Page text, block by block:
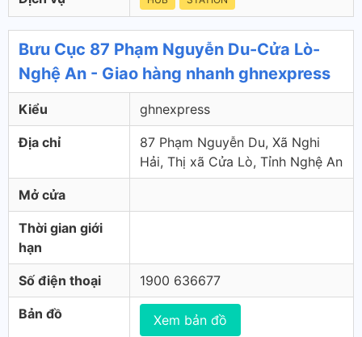
Bưu Cục 87 Phạm Nguyễn Du-Cửa Lò-
Nghệ An - Giao hàng nhanh ghnexpress
Kiểu ghnexpress
Địa chỉ
87 Phạm Nguyễn Du, Xã Nghi
Hải, Thị xã Cửa Lò, Tỉnh Nghệ An
Mở cửa
Thời gian giới
hạn
Số điện thoại 1900 636677
Bản đồ Xem bản đồ